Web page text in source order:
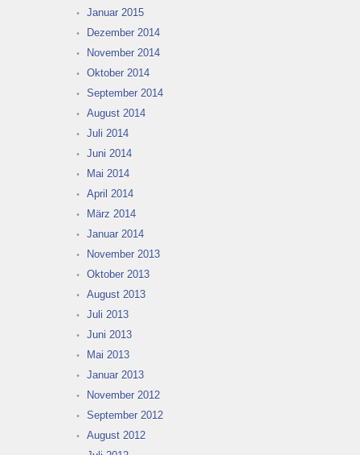
Januar 2015
Dezember 2014
November 2014
Oktober 2014
September 2014
August 2014
Juli 2014
Juni 2014
Mai 2014
April 2014
März 2014
Januar 2014
November 2013
Oktober 2013
August 2013
Juli 2013
Juni 2013
Mai 2013
Januar 2013
November 2012
September 2012
August 2012